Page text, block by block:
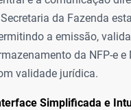
da Fazenda
a emissão,
da NFP-e e
validade jurídica.
Simplificada e